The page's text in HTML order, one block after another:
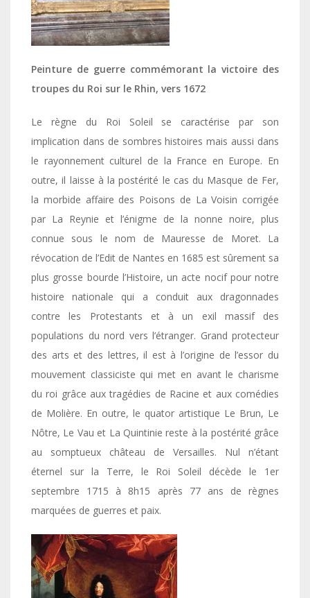
Peinture de guerre commémorant la victoire des
troupes du Roi sur le Rhin, vers 1672
Le règne du Roi Soleil se caractérise par son
implication dans de sombres histoires mais aussi dans
le rayonnement culturel de la France en Europe. En
outre, il laisse à la postérité le cas du Masque de Fer,
la morbide affaire des Poisons de La Voisin corrigée
par La Reynie et l’énigme de la nonne noire, plus
connue sous le nom de Mauresse de Moret. La
révocation de l’Edit de Nantes en 1685 est sûrement sa
plus grosse bourde l’Histoire, un acte nocif pour notre
histoire nationale qui a conduit aux dragonnades
contre les Protestants et à un exil massif des
populations du nord vers l’étranger. Grand protecteur
des arts et des lettres, il est à l’origine de l’essor du
mouvement classiciste qui met en avant le charisme
du roi grâce aux tragédies de Racine et aux comédies
de Molière. En outre, le quator artistique Le Brun, Le
Nôtre, Le Vau et La Quintinie reste à la postérité grâce
au somptueux château de Versailles. Nul n’étant
éternel sur la Terre, le Roi Soleil décède le 1er
septembre 1715 à 8h15 après 77 ans de règnes
marquées de guerres et paix.